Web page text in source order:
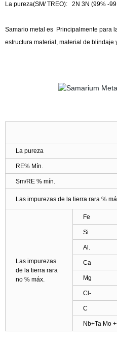
La pureza(SM/ TREO): 2N 3N (99% -
Samario metal es Principalmente para
estructura material, material de
La pureza
RE% Mín.
Sm/RE % mín.
Las impurezas de la tierra rara %
Las impurezas
de la tierra rara
no % máx.
Fe
Si
Al.
Ca
Mg
Cl-
C
Nb+Ta Mo